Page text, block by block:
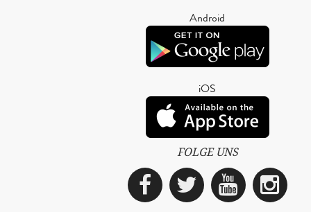
Android
iOS
FOLGE UNS
Facebook
Twitter